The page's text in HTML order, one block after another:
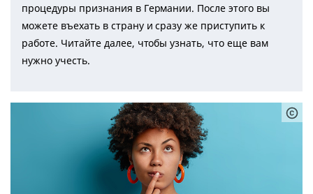
процедуры признания в Германии. После этого вы
можете въехать в страну и сразу же приступить к
работе. Читайте далее, чтобы узнать, что еще вам
нужно учесть.